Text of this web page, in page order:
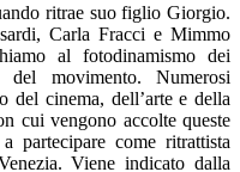
ritrae suo figlio Giorgio.
Carla Fracci e Mimmo
al fotodinamismo dei
movimento. Numerosi
del cinema, dell’arte e della
cui vengono accolte queste
partecipare come ritrattista
Viene indicato dalla